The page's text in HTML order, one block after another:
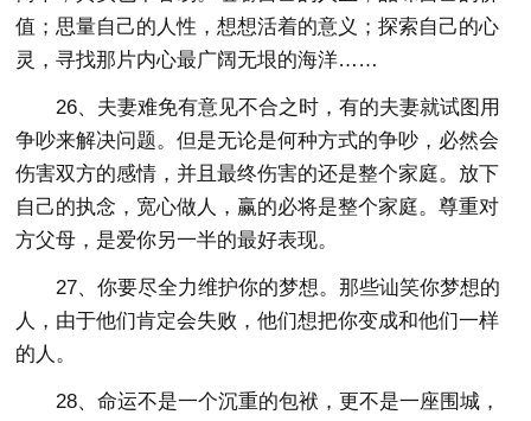
值；思量自己的人性，想想活着的意义；探索自己的心
灵，寻找那片内心最广阔无垠的海洋……
26、夫妻难免有意见不合之时，有的夫妻就试图用
争吵来解决问题。但是无论是何种方式的争吵，必然会
伤害双方的感情，并且最终伤害的还是整个家庭。放下
自己的执念，宽心做人，赢的必将是整个家庭。尊重对
方父母，是爱你另一半的最好表现。
27、你要尽全力维护你的梦想。那些讪笑你梦想的
人，由于他们肯定会失败，他们想把你变成和他们一样
的人。
28、命运不是一个沉重的包袱，更不是一座围城，